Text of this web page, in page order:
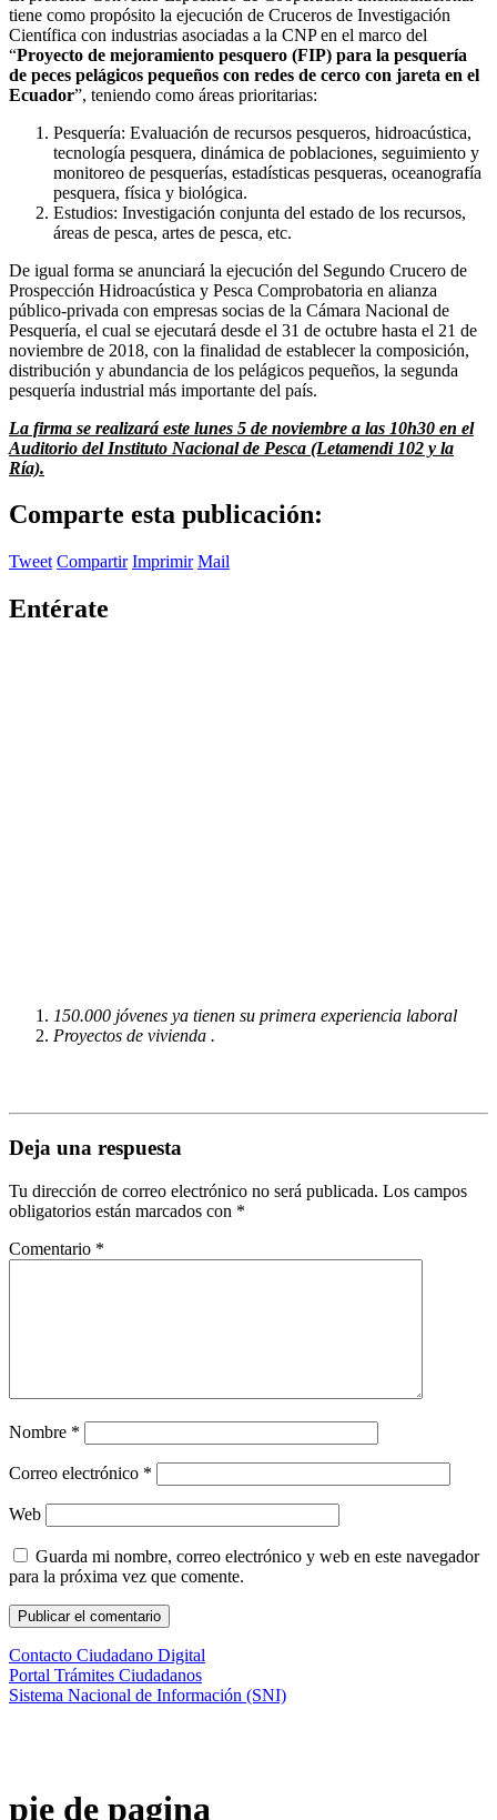
tiene como propósito la ejecución de Cruceros de Investigación
Científica con industrias asociadas a la CNP en el marco del
“Proyecto de mejoramiento pesquero (FIP) para la pesquería
de peces pelágicos pequeños con redes de cerco con jareta en el
Ecuador”, teniendo como áreas prioritarias:
Pesquería: Evaluación de recursos pesqueros, hidroacústica,
tecnología pesquera, dinámica de poblaciones, seguimiento y
monitoreo de pesquerías, estadísticas pesqueras, oceanografía
pesquera, física y biológica.
Estudios: Investigación conjunta del estado de los recursos,
áreas de pesca, artes de pesca, etc.
De igual forma se anunciará la ejecución del Segundo Crucero de
Prospección Hidroacústica y Pesca Comprobatoria en alianza
público-privada con empresas socias de la Cámara Nacional de
Pesquería, el cual se ejecutará desde el 31 de octubre hasta el 21 de
noviembre de 2018, con la finalidad de establecer la composición,
distribución y abundancia de los pelágicos pequeños, la segunda
pesquería industrial más importante del país.
La firma se realizará este lunes 5 de noviembre a las 10h30 en el
Auditorio del Instituto Nacional de Pesca (Letamendi 102 y la
Ría).
Comparte esta publicación:
Tweet Compartir Imprimir Mail
Entérate
150.000 jóvenes ya tienen su primera experiencia laboral
Proyectos de vivienda .
Deja una respuesta
Tu dirección de correo electrónico no será publicada. Los campos
obligatorios están marcados con *
Comentario *
Nombre *
Correo electrónico *
Web
Guarda mi nombre, correo electrónico y web en este navegador
para la próxima vez que comente.
Contacto Ciudadano Digital
Portal Trámites Ciudadanos
Sistema Nacional de Información (SNI)
pie de pagina